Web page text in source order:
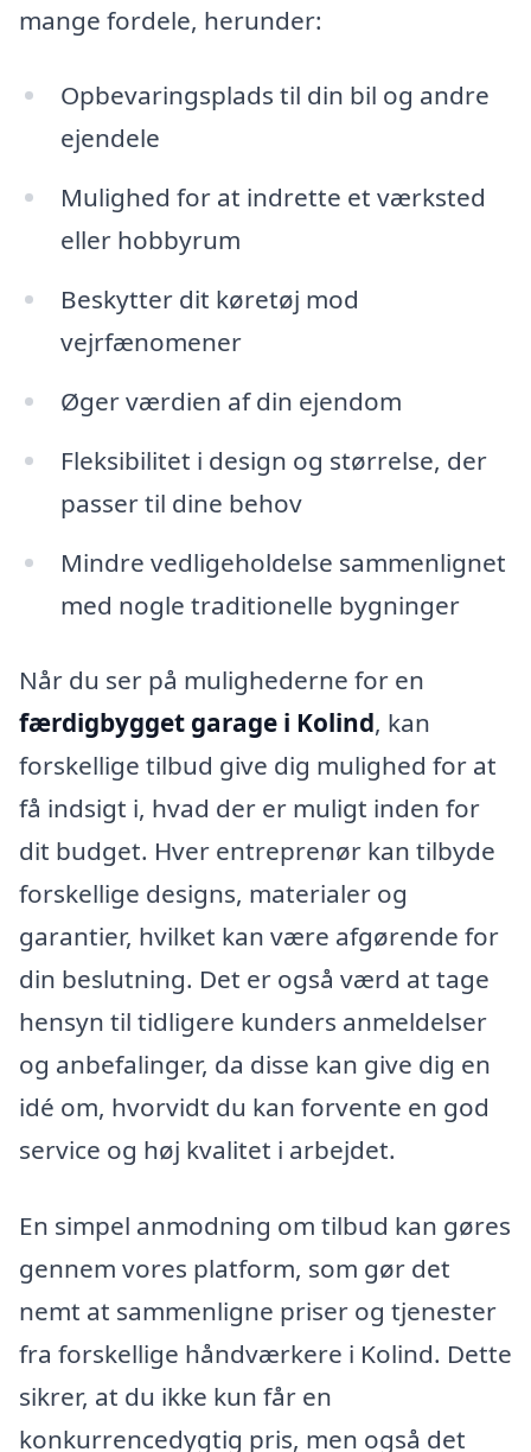
mange fordele, herunder:
Opbevaringsplads til din bil og andre
ejendele
Mulighed for at indrette et værksted
eller hobbyrum
Beskytter dit køretøj mod
vejrfænomener
Øger værdien af din ejendom
Fleksibilitet i design og størrelse, der
passer til dine behov
Mindre vedligeholdelse sammenlignet
med nogle traditionelle bygninger
Når du ser på mulighederne for en
færdigbygget garage i Kolind, kan
forskellige tilbud give dig mulighed for at
få indsigt i, hvad der er muligt inden for
dit budget. Hver entreprenør kan tilbyde
forskellige designs, materialer og
garantier, hvilket kan være afgørende for
din beslutning. Det er også værd at tage
hensyn til tidligere kunders anmeldelser
og anbefalinger, da disse kan give dig en
idé om, hvorvidt du kan forvente en god
service og høj kvalitet i arbejdet.
En simpel anmodning om tilbud kan gøres
gennem vores platform, som gør det
nemt at sammenligne priser og tjenester
fra forskellige håndværkere i Kolind. Dette
sikrer, at du ikke kun får en
konkurrencedygtig pris, men også det